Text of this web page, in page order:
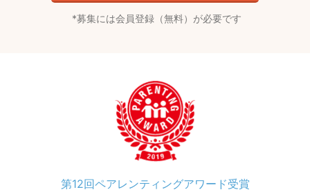
募集には会員登録（無料）が必要です
第12回ペアレンティングアワード受賞